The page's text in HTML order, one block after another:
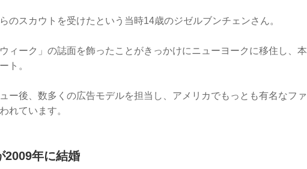
のスカウトを受けたという当時14歳のジゼルブンチェンさん。
ィーク」の誌面を飾ったことがきっかけにニューヨークに移住し、本
ト。
ー後、数多くの広告モデルを担当し、アメリカでもっとも有名なファ
れています。
2009年に結婚